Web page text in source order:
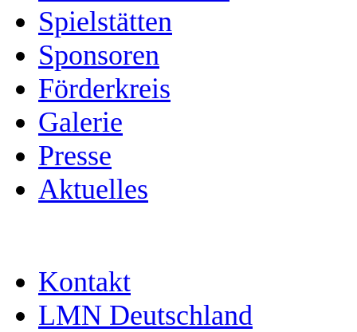
Spielstätten
Sponsoren
Förderkreis
Galerie
Presse
Aktuelles
Kontakt
LMN Deutschland